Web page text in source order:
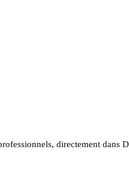
directement dans